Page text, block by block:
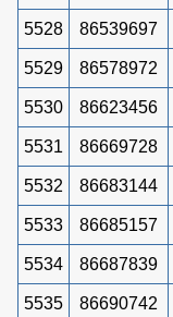
5528 86539697
5529 86578972
5530 86623456
5531 86669728
5532 86683144
5533 86685157
5534 86687839
5535 86690742